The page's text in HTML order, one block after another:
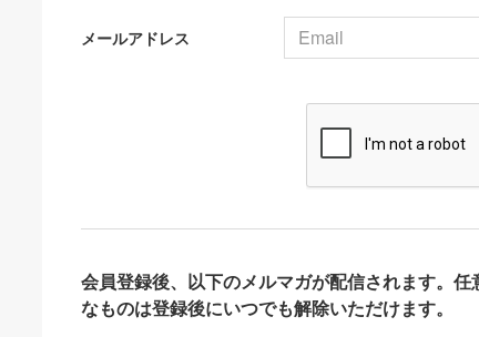
メールアドレス
会員登録後、以下のメルマガが配信されます。
なものは登録後にいつでも解除いただけます。